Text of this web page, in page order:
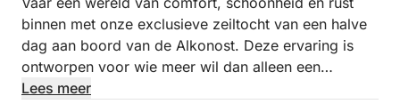
binnen met onze exclusieve zeiltocht van een halve
dag aan boord van de Alkonost. Deze ervaring is
ontworpen voor wie meer wil dan alleen een
boottocht – het gaat om stijlvol genieten van de zee,
Lees meer